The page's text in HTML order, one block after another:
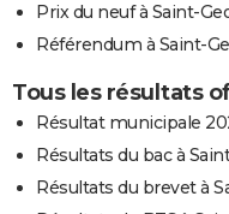
Prix du neuf à Saint-
Référendum à Saint-
Tous les résultats
Résultat municipale
Résultats du bac à
Résultats du brevet à